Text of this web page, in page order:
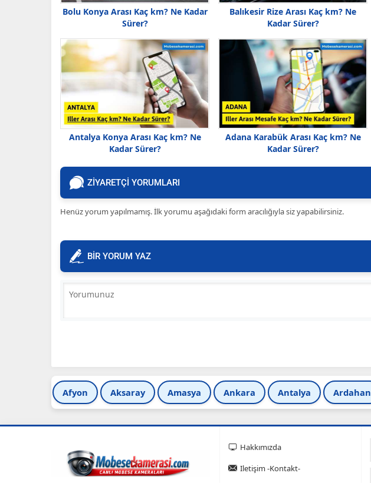
Bolu Konya Arası Kaç km? Ne Kadar
Sürer?
Balıkesir Rize Arası Kaç km? Ne
Kadar Sürer?
Antalya Konya Arası Kaç km? Ne
Kadar Sürer?
Adana Karabük Arası Kaç km? Ne
Kadar Sürer?
ZİYARETÇİ YORUMLARI
Henüz yorum yapılmamış. İlk yorumu aşağıdaki form aracılığıyla siz yapabilirsiniz.
BİR YORUM YAZ
Afyon Aksaray Amasya Ankara Antalya Ardahan
Hakkımızda
Iletişim -Kontakt-